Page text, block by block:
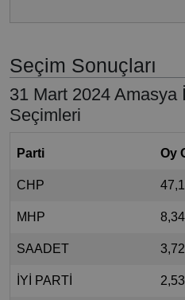
Seçim Sonuçları
31 Mart 2024 Amasya
Seçimleri
Parti Oy
CHP
MHP 8,34
SAADET 3,72
İYİ PARTİ 2,53